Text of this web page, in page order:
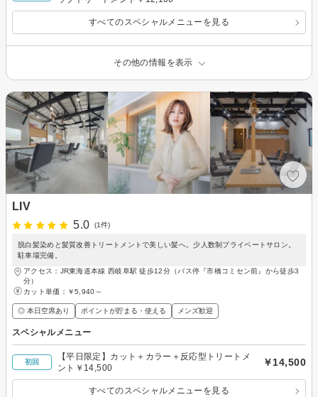
すべてのスペシャルメニューを見る
その他の情報を表示
LIV
5.0
(1件)
脱白髪染めと髪質改善トリートメントで美しい髪へ。少人数制プライベートサロン。
駐車場完備。
アクセス：JR東海道本線 西岐阜駅 徒歩12分（バス停『市橋コミセン前』から徒歩3
分）
カット単価： ￥5,940～
◎ 本日空席あり ポイントが貯まる・使える メンズ歓迎
スペシャルメニュー
初回
【平日限定】カット＋カラー＋反応型トリートメ
ント￥14,500
￥14,500
すべてのスペシャルメニューを見る